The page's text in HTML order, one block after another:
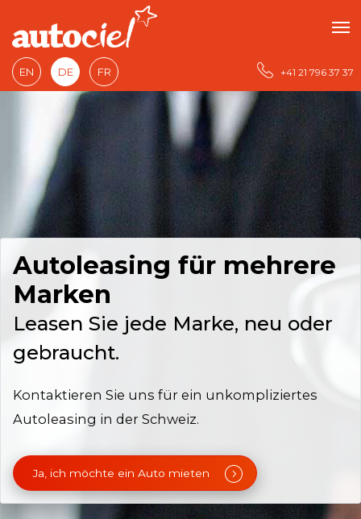
EN DE FR +41 21 796 37 37
Autoleasing für mehrere
Marken
Leasen Sie jede Marke, neu oder
gebraucht.
Kontaktieren Sie uns für ein unkompliziertes
Autoleasing in der Schweiz.
Ja, ich möchte ein Auto mieten